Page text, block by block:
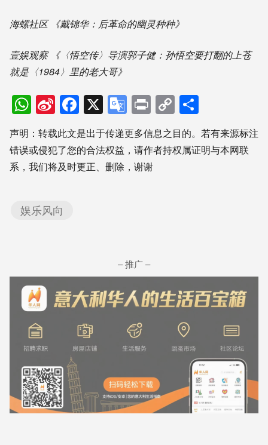
海螺社区 《戴锦华：后革命的幽灵种种》
壹娱观察 《〈悟空传〉导演郭子健：孙悟空要打翻的上苍
就是〈1984〉里的老大哥》
WhatsApp
Sina
Weibo
Facebook
X Google
Translate
PrintCopy
Link享
声明：转载此文是出于传递更多信息之目的。若有来源标注
错误或侵犯了您的合法权益，请作者持权属证明与本网联
系，我们将及时更正、删除，谢谢
娱乐风向
– 推广 –